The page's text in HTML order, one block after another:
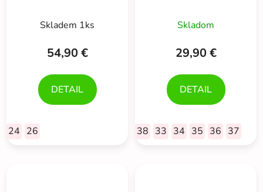
hodnotenie
produktu
5,0
z
Skladem 1ks
54,90 €
DETAIL
24 26
Skladom
29,90 €
DETAIL
38 33 34 35 36 37